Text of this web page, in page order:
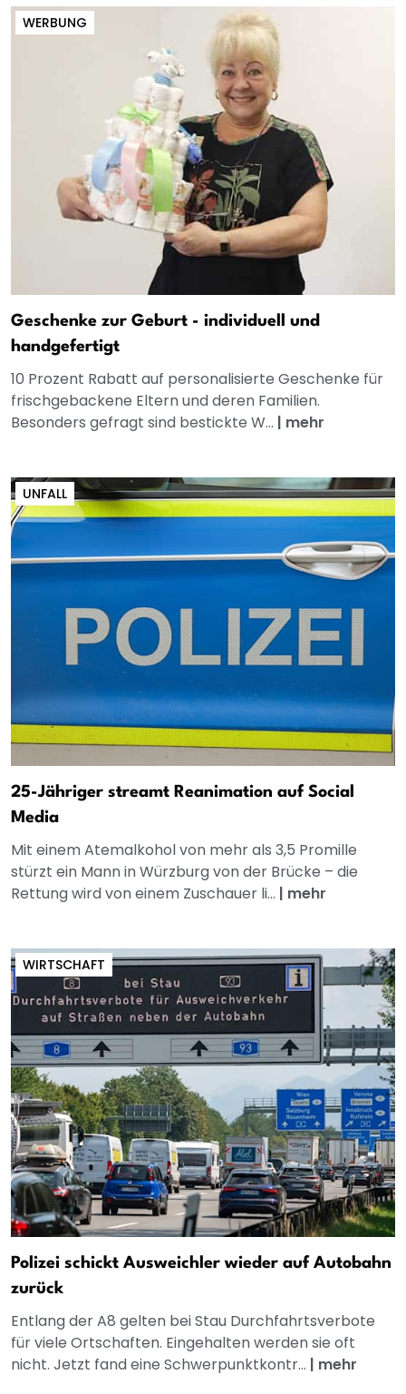
WERBUNG
Geschenke zur Geburt - individuell und
handgefertigt
10 Prozent Rabatt auf personalisierte Geschenke für
frischgebackene Eltern und deren Familien.
Besonders gefragt sind bestickte W... | mehr
UNFALL
25-Jähriger streamt Reanimation auf Social
Media
Mit einem Atemalkohol von mehr als 3,5 Promille
stürzt ein Mann in Würzburg von der Brücke – die
Rettung wird von einem Zuschauer li... | mehr
WIRTSCHAFT
Polizei schickt Ausweichler wieder auf Autobahn
zurück
Entlang der A8 gelten bei Stau Durchfahrtsverbote
für viele Ortschaften. Eingehalten werden sie oft
nicht. Jetzt fand eine Schwerpunktkontr... | mehr